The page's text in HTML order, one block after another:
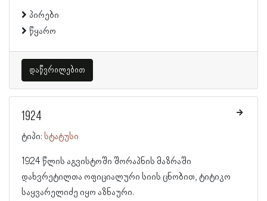
პირები
წყარო
დაწვრილებით
1924
ტიპი: სტატუსი
1924 წლის აგვისტოში შორაპნის მაზრაში
დახვრეტილთა ოფიციალური სიის ცნობით, ტიტიკო
საყვარელიძე იყო აზნაური.